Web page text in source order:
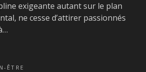
exigeante autant sur le plan
ne cesse d’attirer passionnés
ÊTRE